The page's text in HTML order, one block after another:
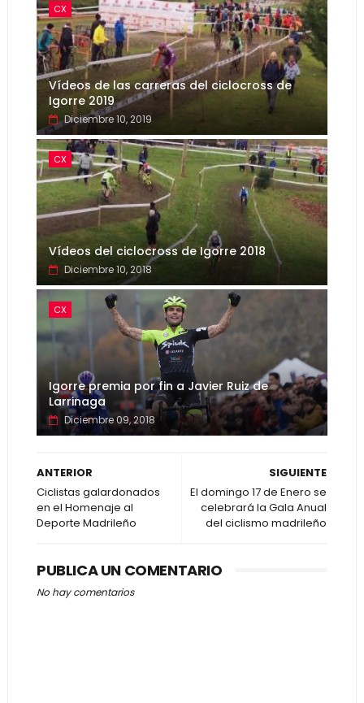
CX
Vídeos de las carreras del ciclocross de
Igorre 2019
Diciembre 10, 2019
CX
Vídeos del ciclocross de Igorre 2018
Diciembre 10, 2018
CX
Igorre premia por fin a Javier Ruiz de
Larrinaga
Diciembre 09, 2018
SIGUIENTE
El domingo 17 de Enero se
celebrará la Gala Anual
del ciclismo madrileño
ANTERIOR
Ciclistas galardonados
en el Homenaje al
Deporte Madrileño
PUBLICA UN COMENTARIO
No hay comentarios